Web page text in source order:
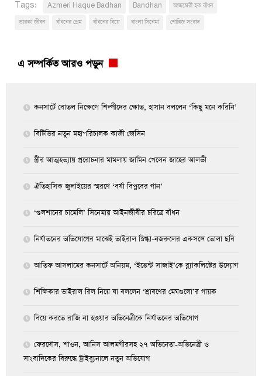
Tags: Azmeri Haque Badhan Bandhan
আজমেরী হক বাঁধন
তারকা জীবন
বাঁধনের প্রেম বাঁধনের বিয়ে বাংলা সিনেমা শোবিজ সংবাদ
এ সম্পর্কিত আরও পড়ুন
কনসার্টে বোতল নিক্ষেপে শিল্পীদের ক্ষোভ, হাসান বললেন ‘কিছু মনে করিনি’
বিটিভির নতুন মহাপরিচালক কাজী জেসিন
স্ত্রীর আত্মহত্যায় প্ররোচনার মামলায় জামিন পেলেন জাহের আলভী
ঐতিহাসিক জুলাইয়ের স্মরণে ‘বর্ষা বিপ্লবের গান’
‘গুলশানের চামেলি’ সিনেমায় আইনজীবীর চরিত্রে বাঁধন
নির্যাতনের অভিযোগের মাঝেই ভাইরাল স্নিগ্ধা-নজরুলের একসঙ্গে তোলা ছবি
আতিফ আসলামের কনসার্টে অনিয়ম, ‘ইভেন্ট সাজাই’কে ব্ল্যাকলিস্টের উদ্যোগ
শিক্ষিকার ভাইরাল রিল নিয়ে যা বললেন ‘শ্রাবণের মেঘগুলো’র গায়ক
বিয়ে করতে রাজি না হওয়ার অভিনেত্রীকে নির্যাতনের অভিযোগ
ফেরদৌস, শাওন, আনিস আলমগীরসহ ২৭ অভিনেতা-অভিনেত্রী ও
সাংবাদিকের বিরুদ্ধে ট্রাইব্যুনালে নতুন অভিযোগ